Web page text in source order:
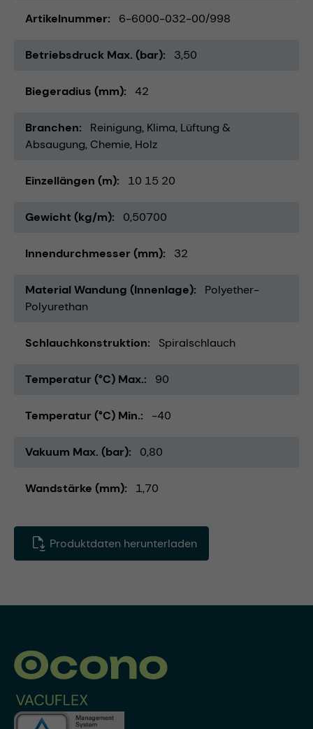
Artikelnummer 6-6000-032-00/998
Betriebsdruck Max. (bar) 3,50
Biegeradius (mm) 42
Branchen Reinigung Klima, Lüftung &
Absaugung Chemie Holz
Einzellängen (m) 10 15 20
Gewicht (kg/m) 0,50700
Innendurchmesser (mm) 32
Material Wandung (Innenlage)
Polyether-
Polyurethan
Schlauchkonstruktion Spiralschlauch
Temperatur (°C) Max. 90
Temperatur (°C) Min. -40
Vakuum Max. (bar) 0,80
Wandstärke (mm) 1,70
Produktdaten herunterladen